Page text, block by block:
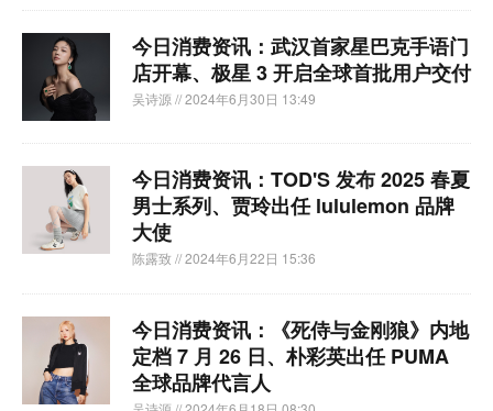
今日消费资讯：武汉首家星巴克手语门
店开幕、极星 3 开启全球首批用户交付
吴诗源 // 2024年6月30日 13:49
今日消费资讯：TOD'S 发布 2025 春夏
男士系列、贾玲出任 lululemon 品牌
大使
陈露致// 2024年6月22日 15:36
今日消费资讯：《死侍与金刚狼》内地
定档 7 月 26 日、朴彩英出任 PUMA
全球品牌代言人